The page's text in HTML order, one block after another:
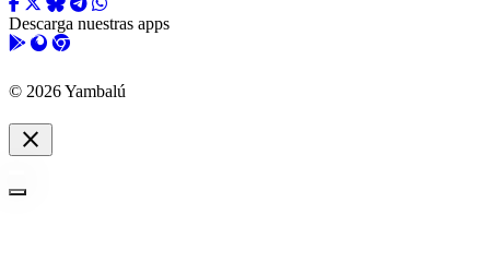
Descarga nuestras apps
© 2026 Yambalú
close